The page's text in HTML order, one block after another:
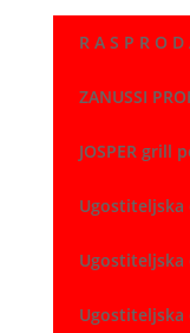
R A S P R O D
ZANUSSI
JOSPER grill
Ugostiteljska
Ugostiteljska
Ugostiteljska